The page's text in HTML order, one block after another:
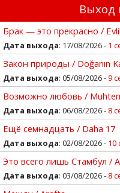
Выход
Брак — это прекрасно /
Дата выхода: 17/08/2026 - 1
Закон природы / Doğanın
Дата выхода: 05/08/2026 -9
Возможно любовь /
Дата выхода: 06/08/2026 - 8
Ещё семнадцать / Daha 17
Дата выхода: 02/08/2026 - 10
Это всего лишь Стамбул /
Дата выхода: 03/08/2026 - 8